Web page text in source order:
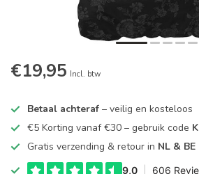
€19,95 Incl. btw
Betaal achteraf – veilig en kosteloos
€5 Korting vanaf €30 – gebruik code
Gratis verzending & retour in NL & BE